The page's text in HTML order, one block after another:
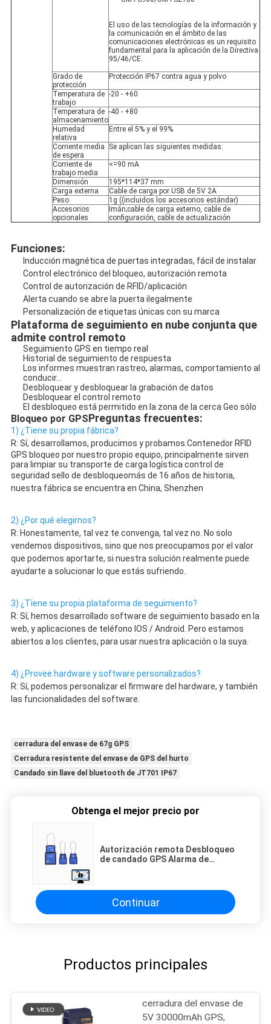
El uso de las tecnologías de la información y
la comunicación en el ámbito de las
comunicaciones electrónicas es un requisito
fundamental para la aplicación de la Directiva
95/46/CE.
Grado de
protección
Protección IP67 contra agua y polvo
Temperatura de
trabajo
-20 - +60
Temperatura de
almacenamiento
-40 - +80
Humedad
relativa
Entre el 5% y el 99%
Corriente media
de espera
Se aplican las siguientes medidas:
Corriente de
trabajo media
<=90 mA
Dimensión
195*114*37 mm
Carga externa
Cable de carga por USB de 5V 2A
Peso
1g ((incluidos los accesorios estándar)
Accesorios
opcionales
Imán;cable de carga externo, cable de
configuración, cable de actualización
Funciones:
Inducción magnética de puertas integradas, fácil de instalar
Control electrónico del bloqueo, autorización remota
Control de autorización de RFID/aplicación
Alerta cuando se abre la puerta ilegalmente
Personalización de etiquetas únicas con su marca
Plataforma de seguimiento en nube conjunta que
admite control remoto
Seguimiento GPS en tiempo real
Historial de seguimiento de respuesta
Los informes muestran rastreo, alarmas, comportamiento al
conducir...
Desbloquear y desbloquear la grabación de datos
Desbloquear el control remoto
El desbloqueo está permitido en la zona de la cerca Geo sólo
Bloqueo por GPSPreguntas frecuentes:
1) ¿Tiene su propia fábrica?
R: Sí, desarrollamos, producimos y probamos.Contenedor RFID
GPS bloqueo por nuestro propio equipo, principalmente sirven
para limpiar su transporte de carga logística control de
seguridad sello de desbloqueomás de 16 años de historia,
nuestra fábrica se encuentra en China, Shenzhen
2) ¿Por qué elegirnos?
R: Honestamente, tal vez te convenga, tal vez no. No solo
vendemos dispositivos, sino que nos preocupamos por el valor
que podemos aportarte, si nuestra solución realmente puede
ayudarte a solucionar lo que estás sufriendo.
3) ¿Tiene su propia plataforma de seguimiento?
R: Sí, hemos desarrollado software de seguimiento basado en la
web, y aplicaciones de teléfono IOS / Android. Pero estamos
abiertos a los clientes, para usar nuestra aplicación o la suya.
4) ¿Provee hardware y software personalizados?
R: Sí, podemos personalizar el firmware del hardware, y también
las funcionalidades del software.
cerradura del envase de 67g GPS
Cerradura resistente del envase de GPS del hurto
Candado sin llave del bluetooth de JT701 IP67
Obtenga el mejor precio por
Autorización remota Desbloqueo
de candado GPS Alarma de
Continuar
Productos principales
cerradura del envase de
5V 30000mAh GPS,